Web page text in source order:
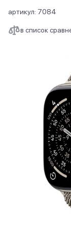
в список
артикул: 7084